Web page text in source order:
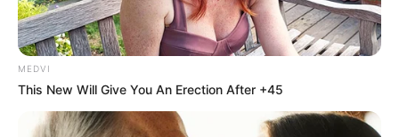
MEDVI
This New Will Give You An Erection After +45